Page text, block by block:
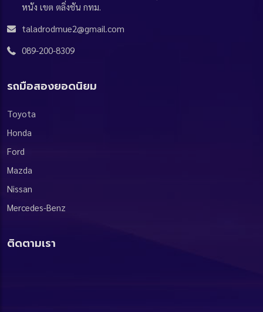
หนัง เขต ตลิ่งชัน กทม.
taladrodmue2@gmail.com
089-200-8309
รถมือสองยอดนิยม
Toyota
Honda
Ford
Mazda
Nissan
Mercedes-Benz
ติดตามเรา